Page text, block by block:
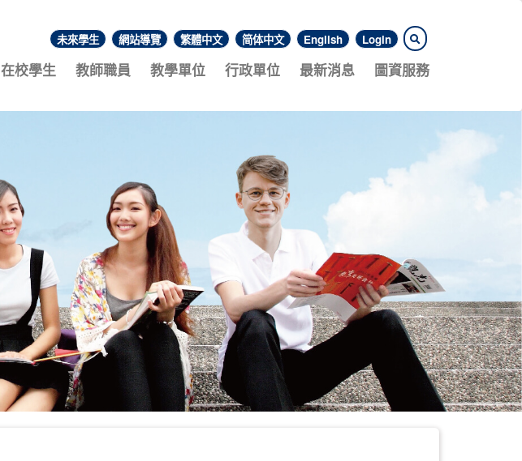
:::
未來學生 網站導覽 繁體中文 简体中文 English Login
在校學生 教師職員 教學單位 行政單位 最新消息 圖資服務